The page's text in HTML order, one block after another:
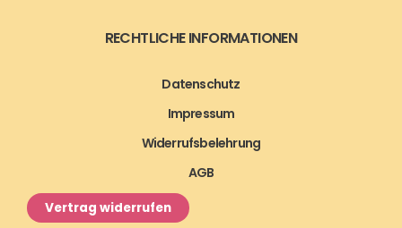
RECHTLICHE INFORMATIONEN
Datenschutz
Impressum
Widerrufsbelehrung
AGB
Vertrag widerrufen